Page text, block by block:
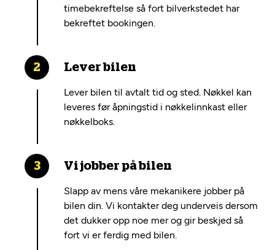
timebekreftelse så fort bilverkstedet har
bekreftet bookingen.
Lever bilen
Lever bilen til avtalt tid og sted. Nøkkel kan
leveres før åpningstid i nøkkelinnkast eller
nøkkelboks.
Vi jobber på bilen
Slapp av mens våre mekanikere jobber på
bilen din. Vi kontakter deg underveis dersom
det dukker opp noe mer og gir beskjed så
fort vi er ferdig med bilen.